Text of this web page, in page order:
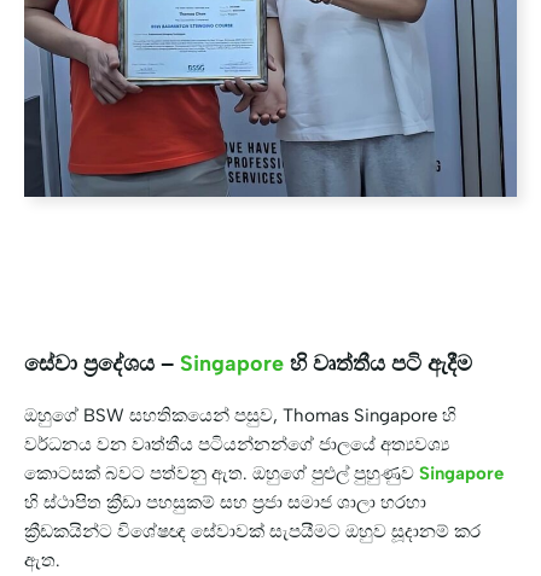
සේවා ප්‍රදේශය – Singapore හි වෘත්තීය පටි ඇදීම
ඔහුගේ BSW සහතිකයෙන් පසුව, Thomas Singapore හි
වර්ධනය වන වෘත්තීය පටියන්නන්ගේ ජාලයේ අත්‍යවශ්‍ය
කොටසක් බවට පත්වනු ඇත. ඔහුගේ පුළුල් පුහුණුව Singapore
හි ස්ථාපිත ක්‍රීඩා පහසුකම් සහ ප්‍රජා සමාජ ශාලා හරහා
ක්‍රීඩකයින්ට විශේෂඥ සේවාවක් සැපයීමට ඔහුව සූදානම් කර
ඇත.